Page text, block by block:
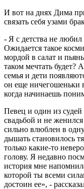
И вот на днях Дима
связать себя узами
- Я с детства не
Ожидается такое
мордой в салат и
таком мечтать будет?
семья и дети
он еще ничегошеньки
когда начинаешь
Певец и один из судей
свадьбой и не
сильно влюблен в
дышать становилось
только какие-то
голову. Я недавно
история мне
которой ты всеми
достоин ее», -